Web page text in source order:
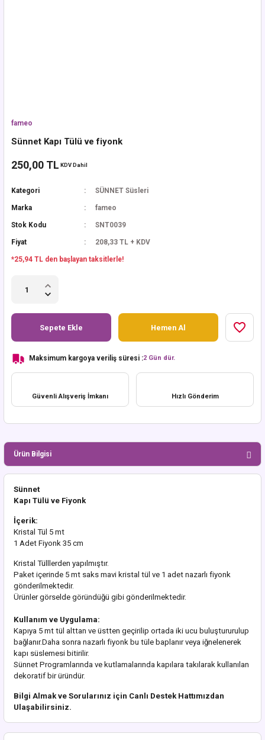
fameo
Sünnet Kapı Tülü ve fiyonk
250,00 TL KDV Dahil
Kategori SÜNNET Süsleri
Marka fameo
Stok Kodu SNT0039
Fiyat 208,33 TL + KDV
*25,94 TL den başlayan taksitlerle!
Sepete Ekle Hemen Al
Maksimum kargoya veriliş süresi :2 Gün dür.
Güvenli Alışveriş İmkanı Hızlı Gönderim
Ürün Bilgisi
Sünnet
Kapı Tülü ve Fiyonk
İçerik:
Kristal Tül 5 mt
1 Adet Fiyonk 35 cm
Kristal Tülllerden yapılmıştır.
Paket içerinde 5 mt saks mavi kristal tül ve 1 adet nazarlı fiyonk
gönderilmektedir.
Ürünler görselde göründüğü gibi gönderilmektedir.
Kullanım ve Uygulama:
Kapıya 5 mt tül alttan ve üstten geçirilip ortada iki ucu buluştururulup
bağlanır.Daha sonra nazarlı fiyonk bu tüle baplanır veya iğnelenerek
kapı süslemesi bitirilir.
Sünnet Programlarında ve kutlamalarında kapılara takılarak kullanılan
dekoratif bir üründür.
Bilgi Almak ve Sorularınız için Canlı DestekHattımızdan
Ulaşabilirsiniz.